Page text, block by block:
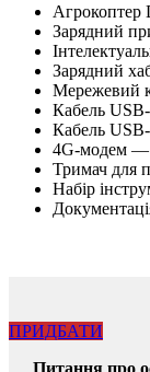
Зарядний
Зарядний
Мережевий
Кабель
Кабель
4G-модем —
Тримач для
Набір
ПРИДБАТИ
Питання про